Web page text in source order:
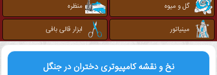
گل و میوه
منظره
مینیاتور
ابزار قالی بافی
نخ و نقشه کامپیوتریدختران در جنگل